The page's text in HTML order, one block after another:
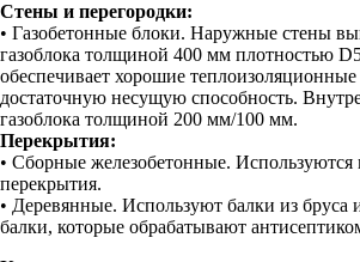
Стены и перегородки:
• Газобетонные блоки. Наружные стены
газоблока толщиной 400 мм плотностью
обеспечивает хорошие теплоизоляционные
достаточную несущую способность.
газоблока толщиной 200 мм/100 мм.
Перекрытия:
• Сборные железобетонные.
перекрытия.
• Деревянные. Используют балки из бруса
балки, которые обрабатывают